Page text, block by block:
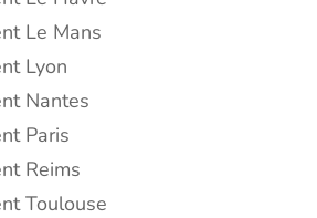
Le Mans
Lyon
Nantes
Paris
Reims
Toulouse